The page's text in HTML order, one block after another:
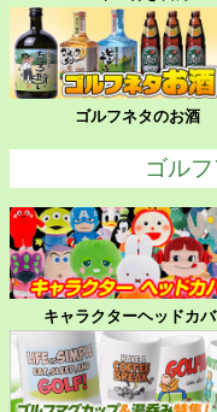
ゴルフネタのお酒
ゴル
キャラクターヘッドカ